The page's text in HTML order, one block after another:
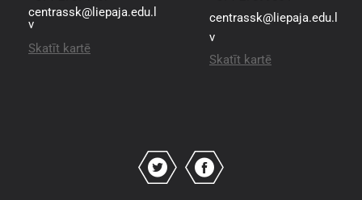
centrassk@liepaja.edu.l
v
Skatīt kartē
centrassk@liepaja.edu.l
v
Skatīt kartē